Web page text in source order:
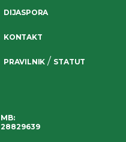
DIJASPORA
KONTAKT
PRAVILNIK / STATUT
MB:
28829639